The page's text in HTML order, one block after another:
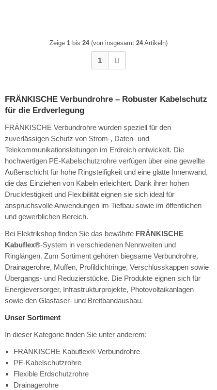
Zeige 1 bis 24(von insgesamt 24Artikeln)
1
FRÄNKISCHE Verbundrohre – Robuster Kabelschutz
für die Erdverlegung
FRÄNKISCHE Verbundrohre wurden speziell für den
zuverlässigen Schutz von Strom-, Daten- und
Telekommunikationsleitungen im Erdreich entwickelt. Die
hochwertigen PE-Kabelschutzrohre verfügen über eine gewellte
Außenschicht für hohe Ringsteifigkeit und eine glatte Innenwand,
die das Einziehen von Kabeln erleichtert. Dank ihrer hohen
Druckfestigkeit und Flexibilität eignen sie sich ideal für
anspruchsvolle Anwendungen im Tiefbau sowie im öffentlichen
und gewerblichen Bereich.
Bei Elektrikshop finden Sie das bewährte FRÄNKISCHE
Kabuflex®-System in verschiedenen Nennweiten und
Ringlängen. Zum Sortiment gehören biegsame Verbundrohre,
Drainagerohre, Muffen, Profildichtringe, Verschlusskappen sowie
Übergangs- und Reduzierstücke. Die Produkte eignen sich für
Energieversorger, Infrastrukturprojekte, Photovoltaikanlagen
sowie den Glasfaser- und Breitbandausbau.
Unser Sortiment
In dieser Kategorie finden Sie unter anderem:
FRÄNKISCHE Kabuflex® Verbundrohre
PE-Kabelschutzrohre
Flexible Erdschutzrohre
Drainagerohre